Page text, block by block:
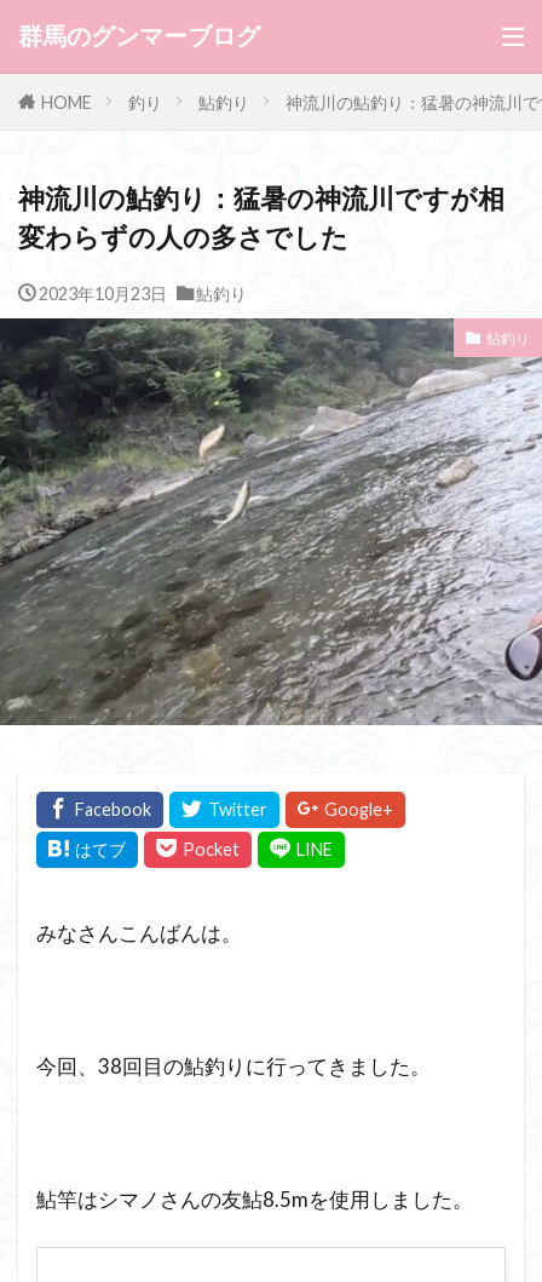
群馬のグンマーブログ
HOME 釣り 鮎釣り 神流川の鮎釣り：猛暑の神流川
神流川の鮎釣り：猛暑の神流川ですが相
変わらずの人の多さでした
2023年10月23日 鮎釣り
鮎釣り
みなさんこんばんは。
今回、38回目の鮎釣りに行ってきました。
鮎竿はシマノさんの友鮎8.5mを使用しました。